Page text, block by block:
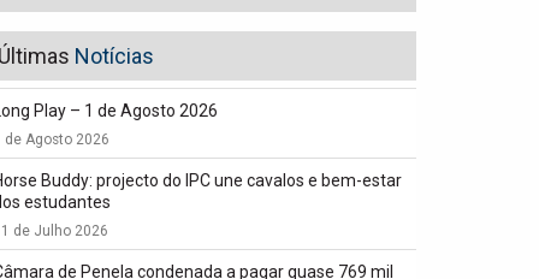
Notícias
Play – 1 de Agosto 2026
de Agosto 2026
Buddy: projecto do IPC une cavalos e bem-estar
estudantes
de Julho 2026
de Penela condenada a pagar quase 769 mil